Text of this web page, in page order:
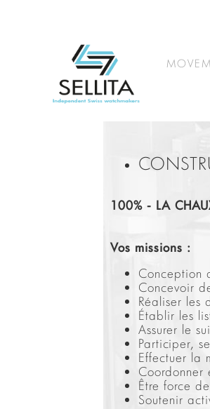
100% - LA
Vos missions :
Conception
Concevoir
Réaliser les
Établir les
Assurer le
Participer,
Effectuer la
Être force
Soutenir